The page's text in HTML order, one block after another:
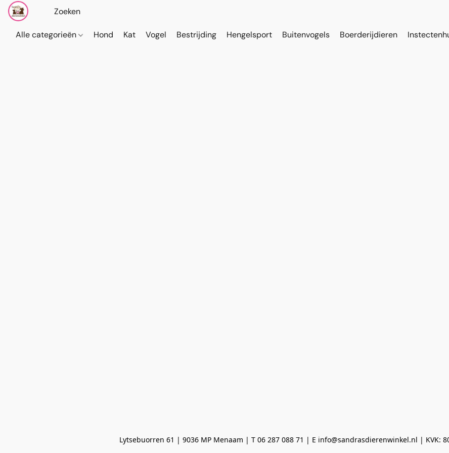
Alle categorieën Hond Kat Vogel Bestrijding Hengelsport Buitenvogels Boerderijdieren
Lytsebuorren 61 | 9036 MP Menaam | T 06 287 088 71 | E info@sandrasdierenwinkel.nl | KVK: